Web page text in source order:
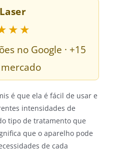
no Google · +15
é que ela é fácil de usar e
intensidades de
tipo de tratamento que
que o aparelho pode
de cada